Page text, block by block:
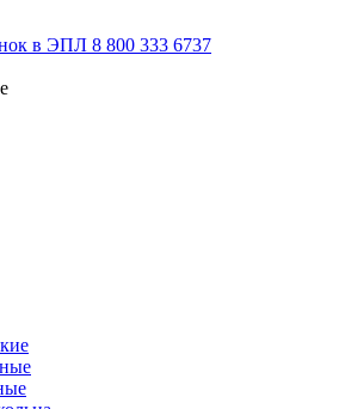
в ЭПЛ 8 800 333 6737